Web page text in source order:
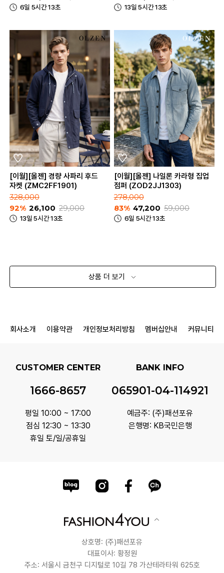
6일 5시간 13초 13일 5시간 13초
[이월][올젠] 경량 사파리 후드
자켓 (ZMC2FF1901)
328,000
92% 26,100 29,000
13일 5시간 13초
[이월][올젠] 나일론 카라형 집업
점퍼 (ZOD2JJ1303)
278,000
83% 47,200 59,000
6일 5시간 13초
상품 더 보기
회사소개 이용약관 개인정보처리방침 멤버십안내 커뮤니티
CUSTOMER CENTER
1666-8657
평일 10:00 ~ 17:00
점심 12:30 ~ 13:30
휴일 토/일/공휴일
BANK INFO
065901-04-114921
예금주: (주)패션포유
은행명: KB국민은행
상호명: (주)패션포유
대표이사: 황정원
주소: 서울시 금천구 디지털로 10길 78 가산테라타워 625호